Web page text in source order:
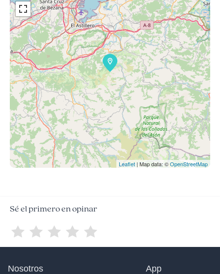
Leaflet | Map data: ©OpenStreetMap
Sé el primero en opinar
Nosotros App